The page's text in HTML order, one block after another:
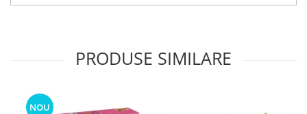
PRODUSE SIMILARE
NOU